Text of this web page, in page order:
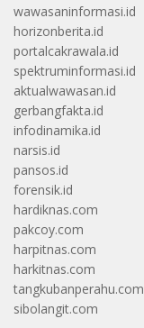
wawasaninformasi.id
horizonberita.id
portalcakrawala.id
spektruminformasi.id
aktualwawasan.id
gerbangfakta.id
infodinamika.id
narsis.id
pansos.id
forensik.id
hardiknas.com
pakcoy.com
harpitnas.com
harkitnas.com
tangkubanperahu.com
sibolangit.com